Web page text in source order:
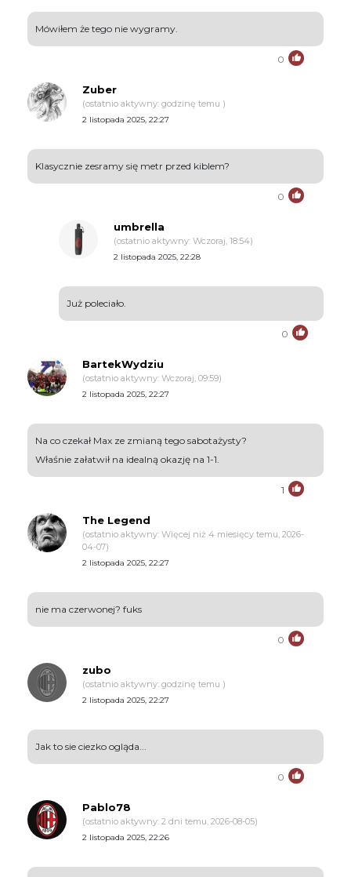
Mówiłem że tego nie wygramy.
0
Zuber
(ostatnio aktywny: godzinę temu )
2 listopada 2025, 22:27
Klasycznie zesramy się metr przed kiblem?
0
umbrella
(ostatnio aktywny: Wczoraj, 18:54)
2 listopada 2025, 22:28
Już poleciało.
0
BartekWydziu
(ostatnio aktywny: Wczoraj, 09:59)
2 listopada 2025, 22:27
Na co czekał Max ze zmianą tego sabotażysty?
Właśnie załatwił na idealną okazję na 1-1.
1
The Legend
(ostatnio aktywny: Więcej niż 4 miesięcy temu, 2026-
04-07)
2 listopada 2025, 22:27
nie ma czerwonej? fuks
0
zubo
(ostatnio aktywny: godzinę temu )
2 listopada 2025, 22:27
Jak to sie ciezko ogląda...
0
Pablo78
(ostatnio aktywny: 2 dni temu, 2026-08-05)
2 listopada 2025, 22:26